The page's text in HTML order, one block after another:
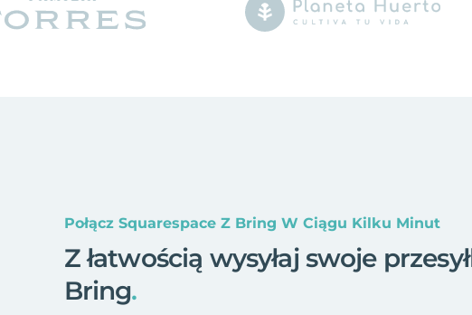
Połącz Squarespace Z Bring W Ciągu Kilku Minut
Z łatwością wysyłaj swoje
Bring.